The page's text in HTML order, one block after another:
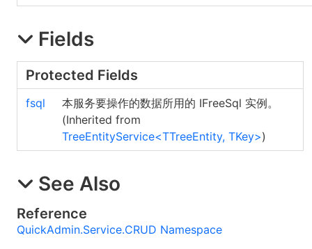
Fields
Protected Fields
fsql
本服务要操作的数据所用的 IFreeSql 实例。
(Inherited from
TreeEntityService<TTreeEntity, TKey>)
See Also
Reference
QuickAdmin.Service.CRUD Namespace